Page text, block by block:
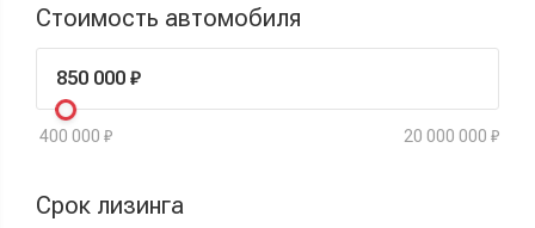
Стоимость автомобиля
400 000 ₽ 20 000 000 ₽
Срок лизинга